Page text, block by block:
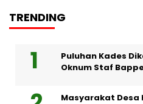
TRENDING
Puluhan Kades
Oknum Staf
Masyarakat Desa